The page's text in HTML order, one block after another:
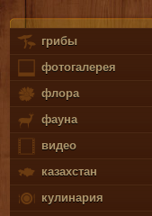
грибы
фотогалерея
флора
фауна
видео
казахстан
кулинария